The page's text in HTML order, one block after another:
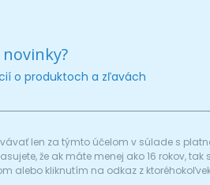
o produktoch a zľavách
len za týmto účelom v súlade s
že ak máte menej ako 16
alebo kliknutím na odkaz z